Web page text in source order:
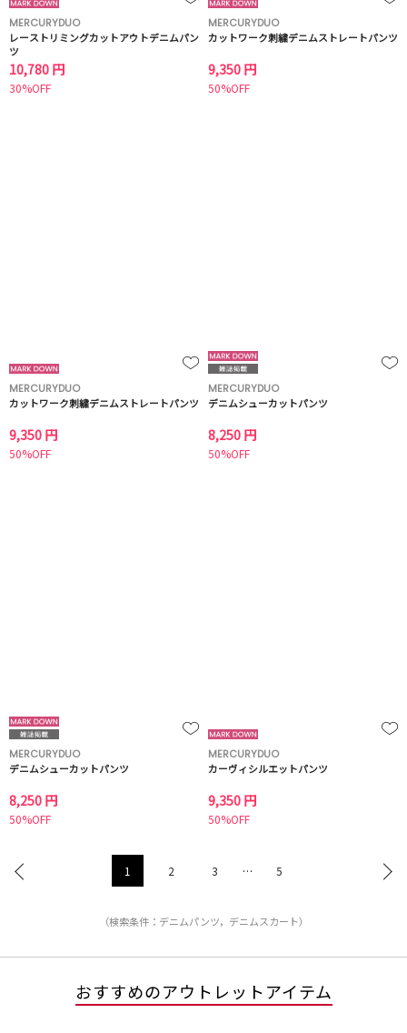
MERCURYDUO
レーストリミングカットアウトデニムパン
ツ
10,780 円
30%OFF
MERCURYDUO
カットワーク刺繍デニムストレートパンツ
9,350 円
50%OFF
MERCURYDUO
カットワーク刺繍デニムストレートパンツ
9,350 円
50%OFF
MERCURYDUO
デニムシューカットパンツ
8,250 円
50%OFF
MERCURYDUO
デニムシューカットパンツ
8,250 円
50%OFF
MERCURYDUO
カーヴィシルエットパンツ
9,350 円
50%OFF
1 2 3 … 5
（検索条件：デニムパンツ，デニムスカート）
おすすめのアウトレットアイテム